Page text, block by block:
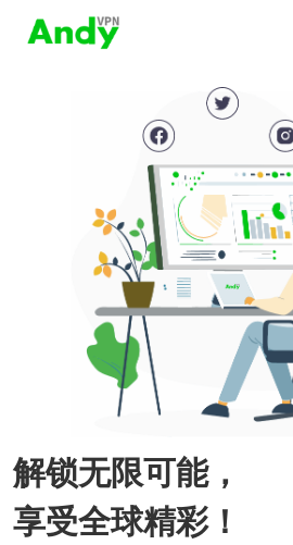
解锁无限可能，
享受全球精彩！